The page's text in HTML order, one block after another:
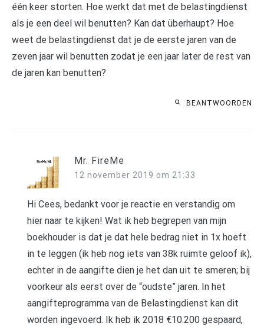
één keer storten. Hoe werkt dat met de belastingdienst
als je een deel wil benutten? Kan dat überhaupt? Hoe
weet de belastingdienst dat je de eerste jaren van de
zeven jaar wil benutten zodat je een jaar later de rest van
de jaren kan benutten?
BEANTWOORDEN
Mr. FireMe
12 november 2019 om 21:33
Hi Cees, bedankt voor je reactie en verstandig om
hier naar te kijken! Wat ik heb begrepen van mijn
boekhouder is dat je dat hele bedrag niet in 1x hoeft
in te leggen (ik heb nog iets van 38k ruimte geloof ik),
echter in de aangifte dien je het dan uit te smeren; bij
voorkeur als eerst over de “oudste” jaren. In het
aangifteprogramma van de Belastingdienst kan dit
worden ingevoerd. Ik heb ik 2018 €10.200 gespaard,